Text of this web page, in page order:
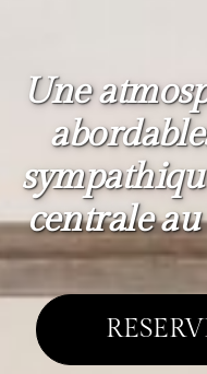
Une
centrale